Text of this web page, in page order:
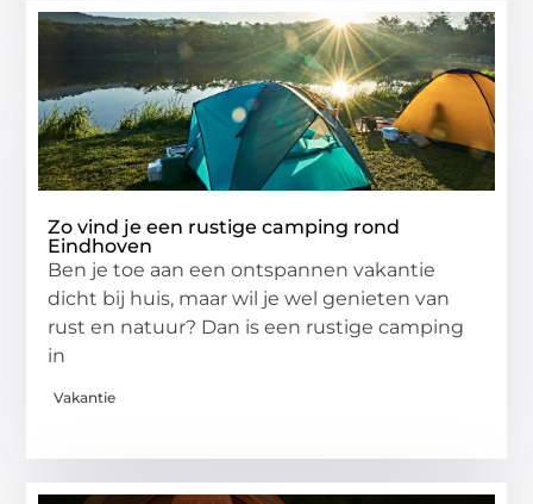
Zo vind je een rustige camping rond
Eindhoven
Ben je toe aan een ontspannen vakantie
dicht bij huis, maar wil je wel genieten van
rust en natuur? Dan is een rustige camping
in
Vakantie